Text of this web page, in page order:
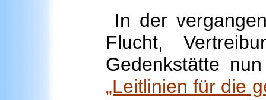
In der
Flucht,
Gedenkstätte
„Leitlinien für die